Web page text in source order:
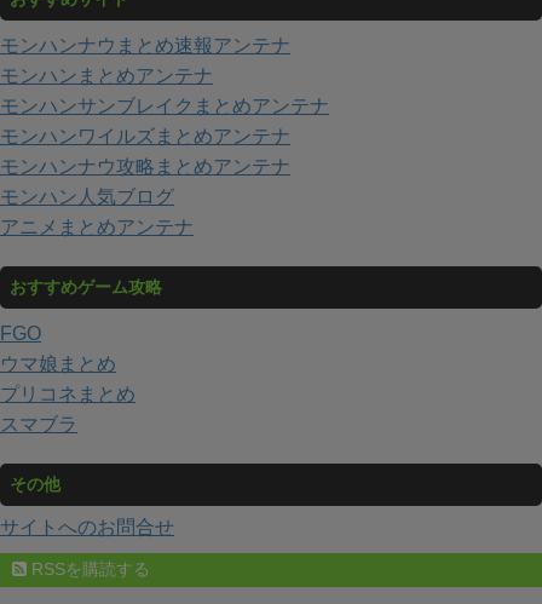
モンハンナウまとめ速報アンテナ
モンハンまとめアンテナ
モンハンサンブレイクまとめアンテナ
モンハンワイルズまとめアンテナ
モンハンナウ攻略まとめアンテナ
モンハン人気ブログ
アニメまとめアンテナ
おすすめゲーム攻略
FGO
ウマ娘まとめ
プリコネまとめ
スマブラ
その他
サイトへのお問合せ
RSSを購読する